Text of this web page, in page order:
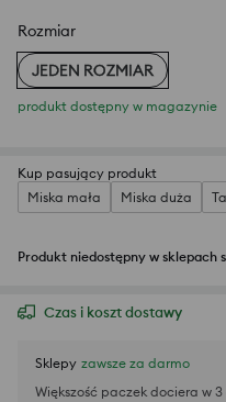
Rozmiar
JEDEN ROZMIAR
produkt dostępny w magazynie
Kup pasujący produkt
Miska mała
Miska duża
Produkt niedostępny w sklepach
Czas i koszt dostawy
Sklepy zawsze za darmo
Większość paczek dociera w